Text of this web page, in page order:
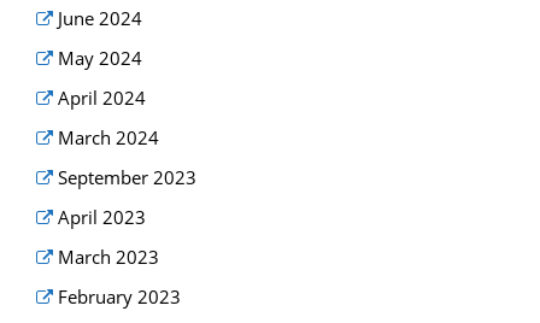
June 2024
May 2024
April 2024
March 2024
September 2023
April 2023
March 2023
February 2023